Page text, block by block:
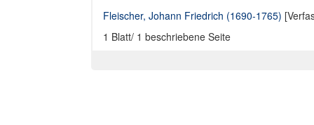
Fleischer, Johann Friedrich (1690-1765)
1 Blatt/ 1 beschriebene Seite